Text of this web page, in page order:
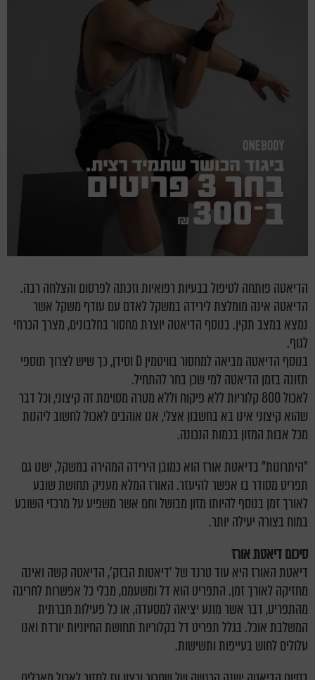
הדיאטה פותחה לטיפול בבעיות רפואיות וזכתה לפרסום והצלחה רבה.
הדיאטה אינה מומלצת לירידה במשקל לאדם עם עודף משקל אשר
נמצא במצב תקין. בנוסף הדיאטה יוצרת מחסור בחלבונים, מצרך הכרחי
לגוף.
בנוסף הדיאטה מביאה למחסור בוויטמין D וסידן, כך שיש לצרוך תוספי
תזונה בזמן הדיאטה למי שכן בחר להתחיל.
לאכול 800 קלוריות ללא פיקוח וללא מטרה מסוימת זה קיצוני, וכל דבר
שהוא קיצוני אינו בא בחשבון אצלי, אנו אוהבים לאכול לחשוב ליהנות
מכל אבות המזון בכמות הנכונה.
"היתרונות" בדיאטת אורז הוא כמובן הירידה המהירה במשקל, ישנו גם
תפריט מסודר בו אפשר להיעזר. האורז המלא מעניק תחושת שובע
לאורך זמן בנוסף להיותו מזון מבושל וחם אשר משפיע על מרכזי השובע
במוח בצורה יעילה יותר.
סיכום דיאטת אורז
דיאטת האורז היא עוד טרנד של 'דיאטות הבזק', הדיאטה קשה ואינה
מחזיקה לאורך זמן. התפריט הוא דל ומשעמם, מבלי כל אפשרות לחריגה
מהתפריט, דבר אשר מונע יציאה למסעדה, או כל פעילות חברתית
המשלבת אוכל. בגלל תפריט דל בקלוריות תחושת החיוניות יורדת ואנו
עלולים לחוש בעייפות ותשישות.